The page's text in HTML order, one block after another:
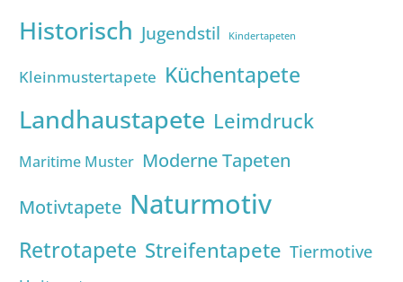
Historisch Jugendstil Kindertapeten
Kleinmustertapete Küchentapete
Landhaustapete Leimdruck
Maritime Muster Moderne Tapeten
Motivtapete Naturmotiv
Retrotapete Streifentapete Tiermotive